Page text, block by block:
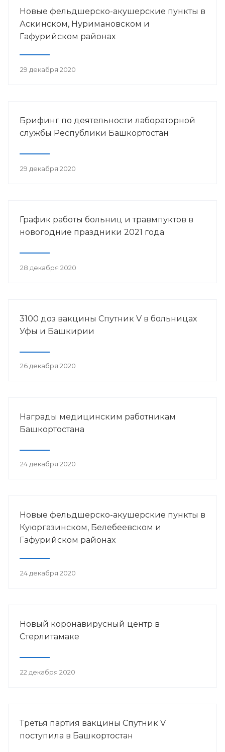
Новые фельдшерско-акушерские пункты в
Аскинском, Нуримановском и
Гафурийском районах
29 декабря 2020
Брифинг по деятельности лабораторной
службы Республики Башкортостан
29 декабря 2020
График работы больниц и травмпуктов в
новогодние праздники 2021 года
28 декабря 2020
3100 доз вакцины Спутник V в больницах
Уфы и Башкирии
26 декабря 2020
Награды медицинским работникам
Башкортостана
24 декабря 2020
Новые фельдшерско-акушерские пункты в
Куюргазинском, Белебеевском и
Гафурийском районах
24 декабря 2020
Новый коронавирусный центр в
Стерлитамаке
22 декабря 2020
Третья партия вакцины Спутник V
поступила в Башкортостан